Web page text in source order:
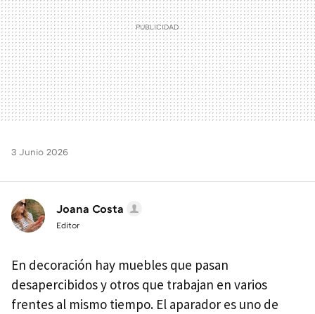
3 Junio 2026
Joana Costa
Editor
En decoración hay muebles que pasan
desapercibidos y otros que trabajan en varios
frentes al mismo tiempo. El aparador es uno de